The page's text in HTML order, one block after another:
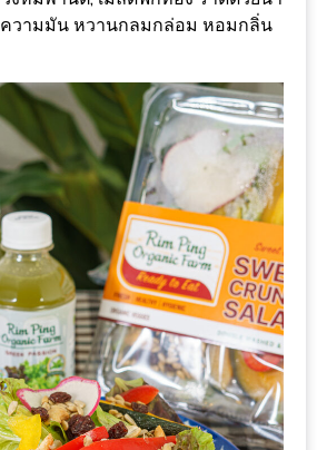
วามมัน หวานกลมกล่อม หอมกลิ่น